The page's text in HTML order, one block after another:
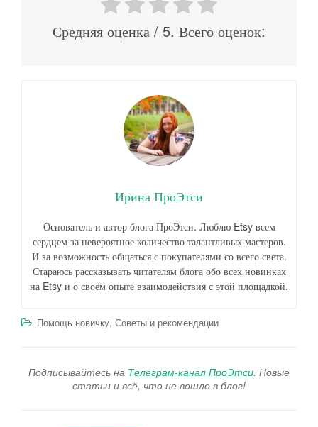
Средняя оценка / 5. Всего оценок:
Ирина ПроЭтси
Основатель и автор блога ПроЭтси. Люблю Etsy всем
сердцем за невероятное количество талантливых мастеров.
И за возможность общаться с покупателями со всего света.
Стараюсь рассказывать читателям блога обо всех новинках
на Etsy и о своём опыте взаимодействия с этой площадкой.
Помощь новичку, Советы и рекомендации
Подписывайтесь на Телеграм-канал ПроЭтси. Новые
статьи и всё, что не вошло в блог!